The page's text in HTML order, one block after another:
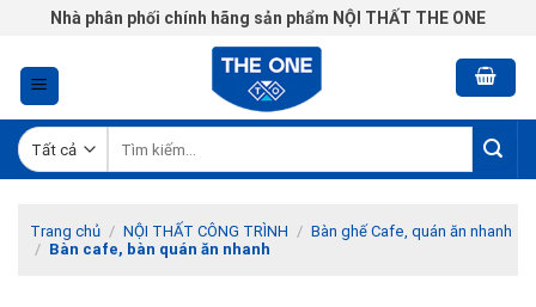
Chuyển
nội
dung
Nhà phân phối chính hãng sản phẩm NỘI THẤT THE ONE
kiếm:
Trang chủ / NỘI THẤT CÔNG TRÌNH / Bàn ghế Cafe, quán ăn nhanh
/ Bàn cafe, bàn quán ăn nhanh